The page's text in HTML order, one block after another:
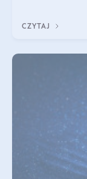
CZYTAJ